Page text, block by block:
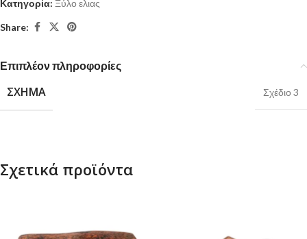
Κατηγορία: Ξύλο ελιας
Share:
Επιπλέον πληροφορίες
ΣΧΉΜΑ Σχέδιο 3
Σχετικά προϊόντα